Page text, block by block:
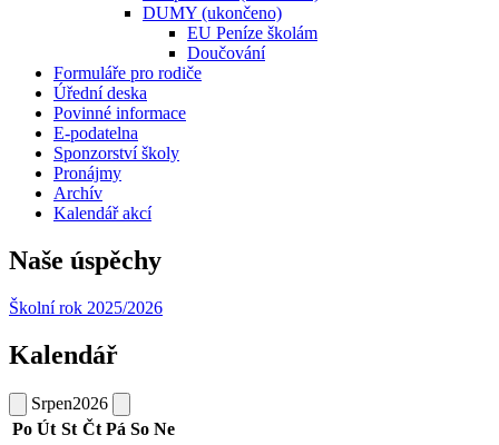
DUMY (ukončeno)
EU Peníze školám
Doučování
Formuláře pro rodiče
Úřední deska
Povinné informace
E-podatelna
Sponzorství školy
Pronájmy
Archív
Kalendář akcí
Naše úspěchy
Školní rok 2025/2026
Kalendář
Srpen2026
Po Út St Čt Pá So Ne